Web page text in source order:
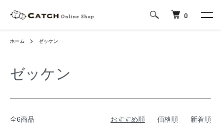
0
ホーム ゼッケン
ゼッケン
全6商品 おすすめ順 価格順 新着順